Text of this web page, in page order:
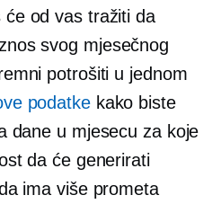
će od vas tražiti da
svog mjesečnog
potrošiti u jednom
podatkekako biste
dane u mjesecu za koje
da će generirati
ima više prometa